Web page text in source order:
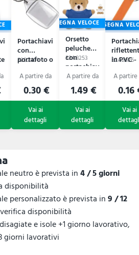
Portachiavi
con
portafoto o
52B2401
0.30 €
CONSEGNA VELOCE
Orsetto
peluche
con
portachiav
- NIL
52A8253
1.49 €
CONSEGNA
in PVC -
52A2626
0.16
neutro è prevista in4 / 5 giorni
disponibilità
personalizzato è prevista in9 / 12
disponibilità
e isole +1 giorno lavorativo,
giorni lavorativi